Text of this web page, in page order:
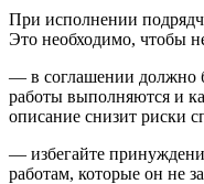
При исполнении
Это необходимо, чтобы
— в соглашении должно
работы выполняются и
описание снизит риски
— избегайте
работам, которые он не